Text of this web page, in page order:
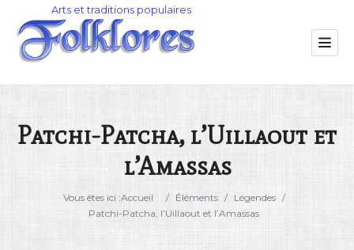
Patchi-Patcha, l’Uillaout et
l’Amassas
Vous êtes ici :Accueil / Éléments / Légendes /
Patchi-Patcha, l’Uillaout et l’Amassas